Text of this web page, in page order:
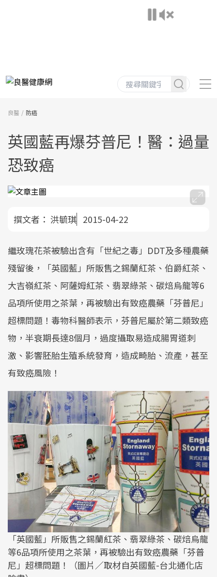
良醫 防癌
英國藍再爆芬普尼！醫：過量
恐致癌
撰文者： 洪毓琪 2015-04-22
繼玫瑰花茶被驗出含有「世紀之毒」DDT及多種農藥
殘留後，「英國藍」所販售之錫蘭紅茶、伯爵紅茶、
大吉嶺紅茶、阿薩姆紅茶、翡翠綠茶、碳焙烏龍等6
品項所使用之茶葉，再被驗出有致癌農藥「芬普尼」
超標問題！毒物科醫師表示，芬普尼屬於第二類致癌
物，半衰期長達8個月，過度攝取易造成腸胃道刺
激、影響胚胎生殖系統發育，造成畸胎、流產，甚至
有致癌風險！
「英國藍」所販售之錫蘭紅茶、翡翠綠茶、碳焙烏龍
等6品項所使用之茶葉，再被驗出有致癌農藥「芬普
尼」超標問題！（圖片／取材自英國藍-台北通化店